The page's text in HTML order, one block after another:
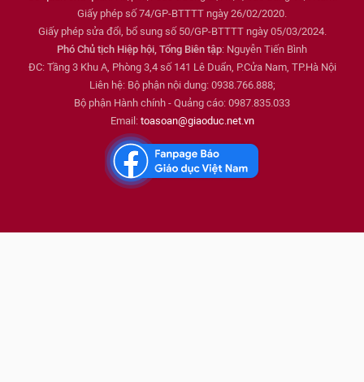
Giấy phép số 74/GP-BTTTT ngày 26/02/2020.
Giấy phép sửa đổi, bổ sung số 50/GP-BTTTT ngày 05/03/2024.
Phó Chủ tịch Hiệp hội, Tổng Biên tập: Nguyễn Tiến Bình
ĐC: Tầng 3 Khu A, Phòng 3,4 số 141 Lê Duẩn, P.Cửa Nam, TP.Hà Nội
Liên hệ: Bộ phận nội dung: 0938.766.888;
Bộ phận Hành chính - Quảng cáo: 0987.835.033
Email: toasoan@giaoduc.net.vn